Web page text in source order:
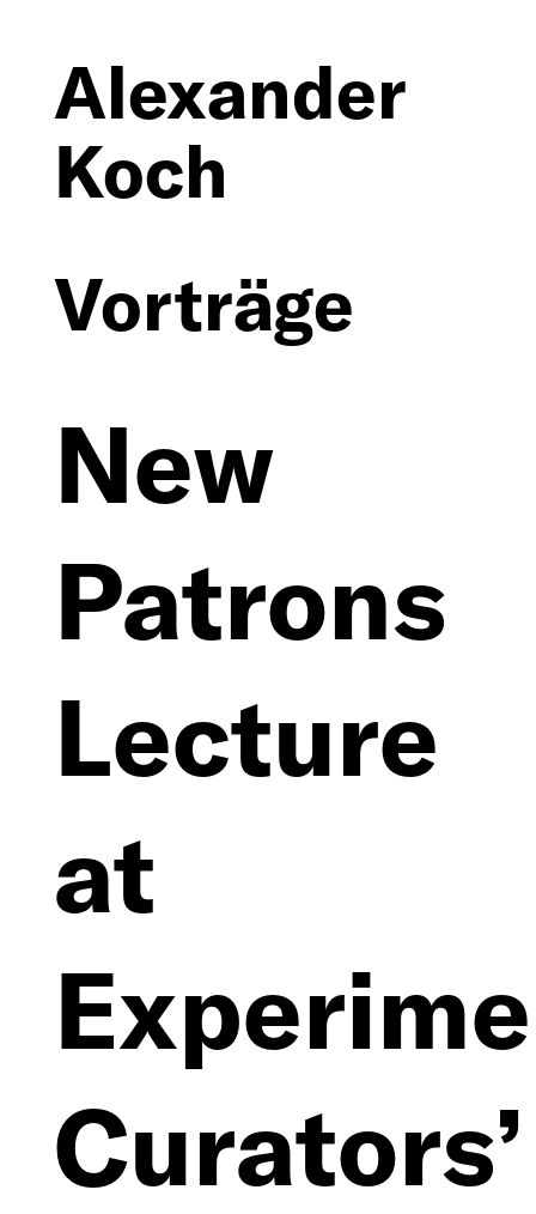
Alexander
Koch
Vita
Texte
Öffentliche
Projekte
Vorträge
Bücher
Lehre
Begleitung
Vorträge
New
Patrons
Lecture
at
Curators’